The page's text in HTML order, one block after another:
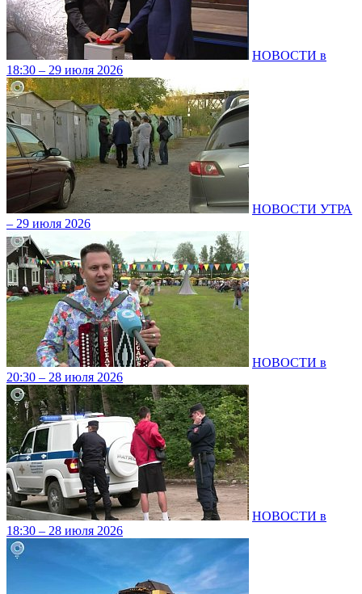
НОВОСТИ в
18:30 – 29 июля 2026
НОВОСТИ УТРА
– 29 июля 2026
НОВОСТИ в
20:30 – 28 июля 2026
НОВОСТИ в
18:30 – 28 июля 2026